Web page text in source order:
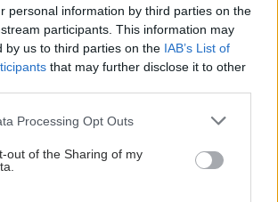
personal information by third parties on the
participants. This information may
by us to third parties on the IAB’s List of
that may further disclose it to other
website/app uses one or more Google
visit or usage behaviour. You may click to
to Google and its third-party tags to
below specified purposes in below Google
Processing Opt Outs
out of the Sharing of my
Κατάγματα: Αυξάνει τον
κίνδυνο το κάπνισμα;
Σύλλογος Πεταλούδα και
Ελληνικό Δίκτυο